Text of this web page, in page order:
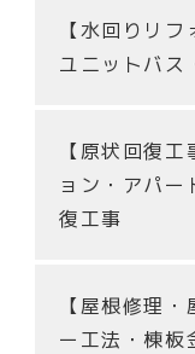
【水回りリフ
ユニットバス
【原状回復工
ョン・アパー
復工事
【屋根修理・
ー工法・棟板